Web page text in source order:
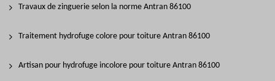
Travaux de zinguerie selon la norme Antran 86100
Traitement hydrofuge colore pour toiture Antran 86100
Artisan pour hydrofuge incolore pour toiture Antran 86100